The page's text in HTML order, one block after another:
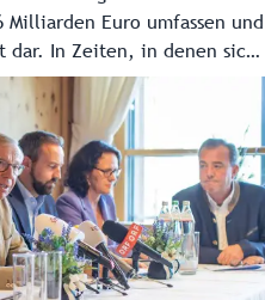
Milliarden Euro umfassen und
dar. In Zeiten, in denen sich
Menschen unter den
wird gezielt investiert
für Salzburgerinnen und
Jahr wird mit
Millionen Euro geplant.
Ende 2024
zu stehen.